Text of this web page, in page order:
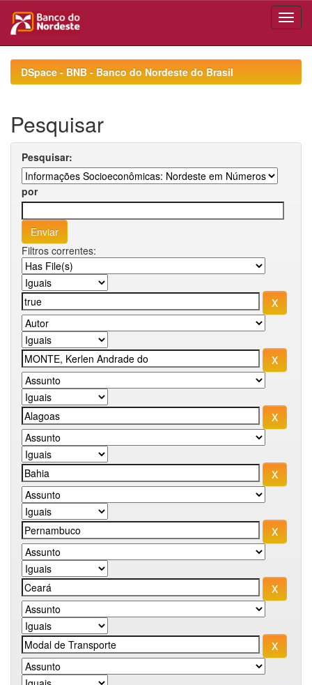
navigationDSpace - BNB - Banco do Nordeste do Brasil
Pesquisar
Pesquisar:
por
Filtros correntes: